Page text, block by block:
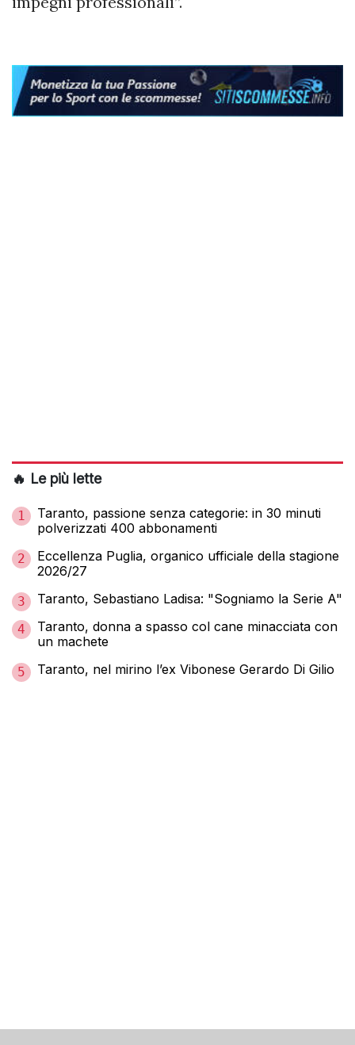
🔥 Le più lette
1
Taranto, passione senza categorie: in 30 minuti
polverizzati 400 abbonamenti
2
Eccellenza Puglia, organico ufficiale della stagione
2026/27
3 Taranto, Sebastiano Ladisa: "Sogniamo la Serie A"
4
Taranto, donna a spasso col cane minacciata con
un machete
5 Taranto, nel mirino l’ex Vibonese Gerardo Di Gilio